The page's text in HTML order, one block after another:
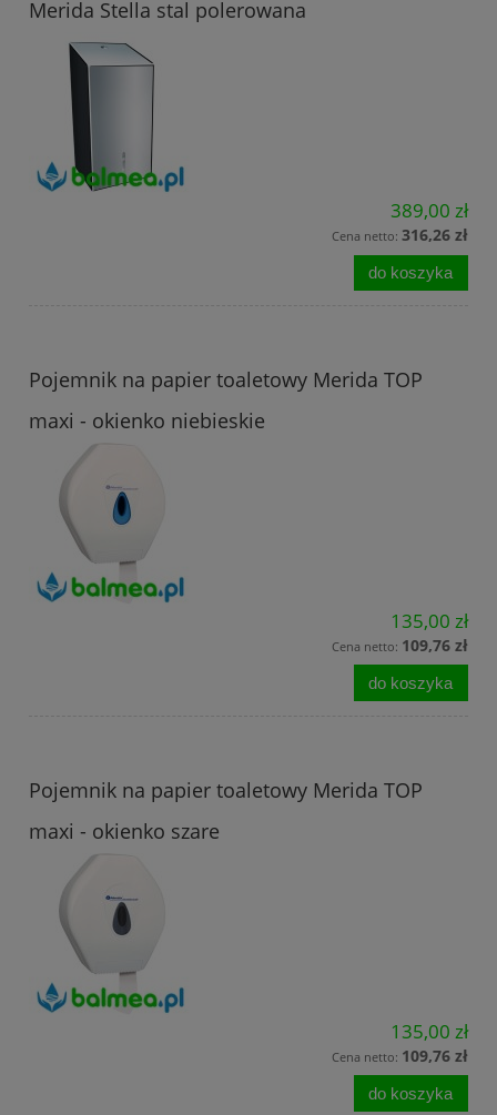
Merida Stella stal polerowana
389,00 zł
Cena netto: 316,26 zł
do koszyka
Pojemnik na papier toaletowy Merida TOP
maxi - okienko niebieskie
135,00 zł
Cena netto: 109,76 zł
do koszyka
Pojemnik na papier toaletowy Merida TOP
maxi - okienko szare
135,00 zł
Cena netto: 109,76 zł
do koszyka